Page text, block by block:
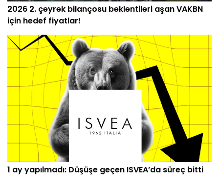
2026 2. çeyrek bilançosu beklentileri aşan VAKBN
için hedef fiyatlar!
1 ay yapılmadı: Düşüşe geçen ISVEA’da süreç bitti